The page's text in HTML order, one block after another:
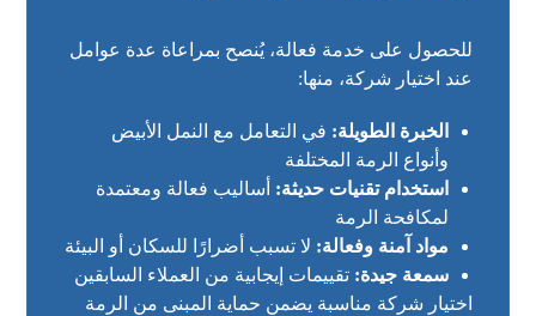
للحصول على خدمة فعالة، يُنصح بمراعاة عدة عوامل
عند اختيار شركة، منها:
الخبرة الطويلة: في التعامل مع النمل الأبيض
وأنواع الرمة المختلفة
استخدام تقنيات حديثة: أساليب فعالة ومعتمدة
لمكافحة الرمة
مواد آمنة وفعالة: لا تسبب أضرارًا للسكان أو البيئة
سمعة جيدة: تقييمات إيجابية من العملاء السابقين
اختيار شركة مناسبة يضمن حماية المبنى من الرمة